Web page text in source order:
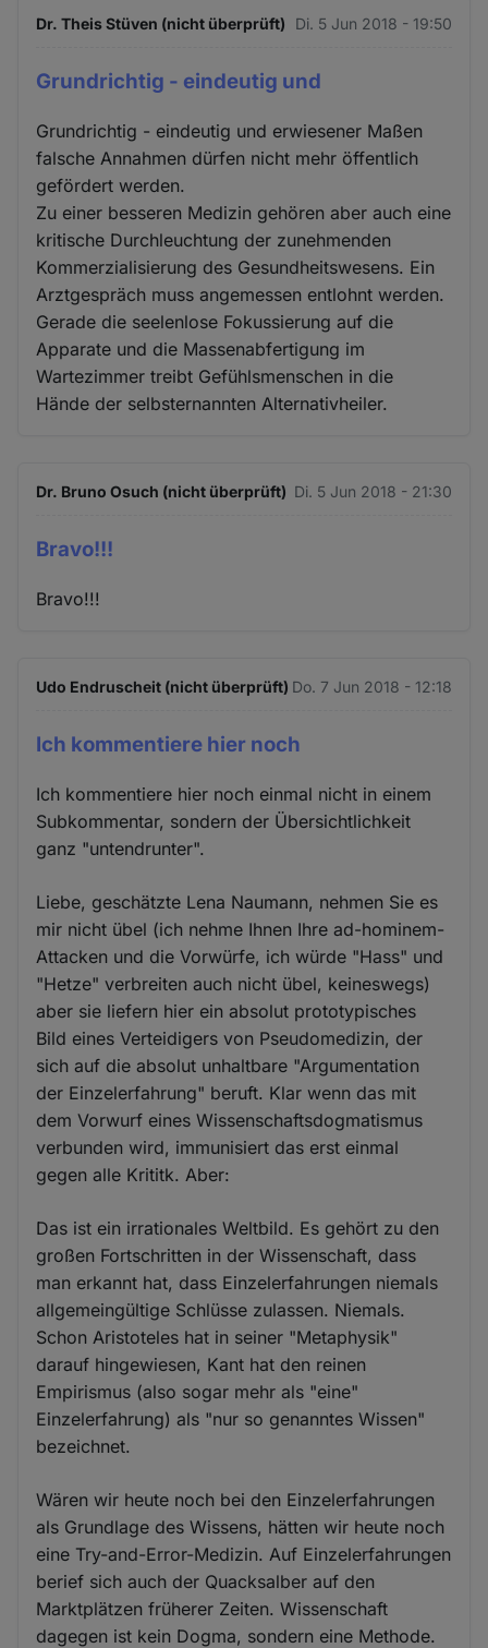
Dr. Theis Stüven (nicht überprüft) Di. 5 Jun 2018 - 19:50
Grundrichtig - eindeutig und
Grundrichtig - eindeutig und erwiesener Maßen
falsche Annahmen dürfen nicht mehr öffentlich
gefördert werden.
Zu einer besseren Medizin gehören aber auch eine
kritische Durchleuchtung der zunehmenden
Kommerzialisierung des Gesundheitswesens. Ein
Arztgespräch muss angemessen entlohnt werden.
Gerade die seelenlose Fokussierung auf die
Apparate und die Massenabfertigung im
Wartezimmer treibt Gefühlsmenschen in die
Hände der selbsternannten Alternativheiler.
Dr. Bruno Osuch (nicht überprüft) Di. 5 Jun 2018 - 21:30
Bravo!!!
Bravo!!!
Udo Endruscheit (nicht überprüft) Do. 7 Jun 2018 - 12:18
Ich kommentiere hier noch
Ich kommentiere hier noch einmal nicht in einem
Subkommentar, sondern der Übersichtlichkeit
ganz "untendrunter".
Liebe, geschätzte Lena Naumann, nehmen Sie es
mir nicht übel (ich nehme Ihnen Ihre ad-hominem-
Attacken und die Vorwürfe, ich würde "Hass" und
"Hetze" verbreiten auch nicht übel, keineswegs)
aber sie liefern hier ein absolut prototypisches
Bild eines Verteidigers von Pseudomedizin, der
sich auf die absolut unhaltbare "Argumentation
der Einzelerfahrung" beruft. Klar wenn das mit
dem Vorwurf eines Wissenschaftsdogmatismus
verbunden wird, immunisiert das erst einmal
gegen alle Krititk. Aber:
Das ist ein irrationales Weltbild. Es gehört zu den
großen Fortschritten in der Wissenschaft, dass
man erkannt hat, dass Einzelerfahrungen niemals
allgemeingültige Schlüsse zulassen. Niemals.
Schon Aristoteles hat in seiner "Metaphysik"
darauf hingewiesen, Kant hat den reinen
Empirismus (also sogar mehr als "eine"
Einzelerfahrung) als "nur so genanntes Wissen"
bezeichnet.
Wären wir heute noch bei den Einzelerfahrungen
als Grundlage des Wissens, hätten wir heute noch
eine Try-and-Error-Medizin. Auf Einzelerfahrungen
berief sich auch der Quacksalber auf den
Marktplätzen früherer Zeiten. Wissenschaft
dagegen ist kein Dogma, sondern eine Methode.